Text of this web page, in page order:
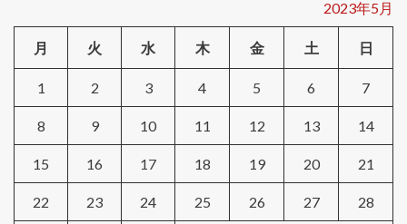
2023年5月
月 火 水 木 金 土 日
1 2 3 4 5 6 7
8 9 10 11 12 13 14
15 16 17 18 19 20 21
22 23 24 25 26 27 28